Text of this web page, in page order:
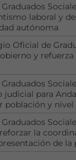
laboral y
autónoma
Oficial de
y
judicial para
población y
la
de la
Estas
son
para
web.